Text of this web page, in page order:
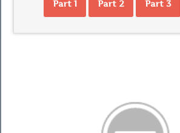
Part 1 Part 2 Part 3